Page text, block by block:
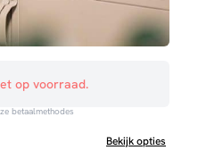
op voorraad.
betaalmethodes
Bekijk opties